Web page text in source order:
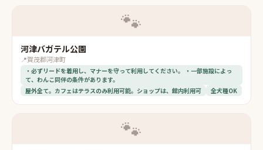
🐾
河津バガテル公園
📍賀茂郡河津町
・必ずリードを着用し、マナーを守って利用してください。 ・一部施設によっ
て、わんこ同伴の条件があります。
屋外全て。カフェはテラスのみ利用可能。ショップは、館内利用可
全犬種OK
🐾